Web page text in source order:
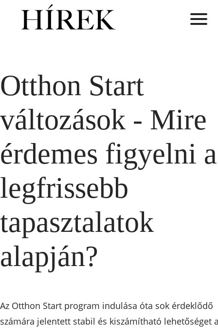
Otthon Start
változások - Mire
érdemes figyelni a
legfrissebb
tapasztalatok
alapján?
Az Otthon Start program indulása óta sok érdeklődő
számára jelentett stabil és kiszámítható lehetőséget